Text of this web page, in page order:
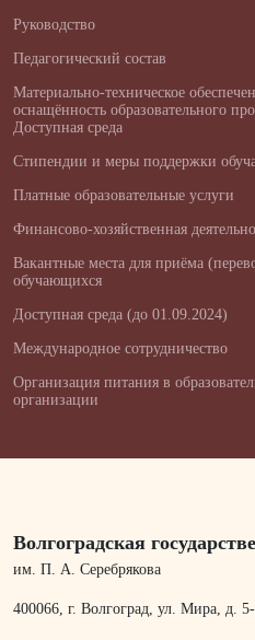
Руководство
Педагогический состав
Материально-техническое
оснащённость образовательного
Доступная среда
Стипендии и меры поддержки
Платные образовательные услуги
Финансово-хозяйственная
Вакантные места для приёма
обучающихся
Доступная среда (до 01.09.2024)
Международное сотрудничество
Организация питания в
организации
Волгоградская
им. П. А. Серебрякова
400066, г. Волгоград, ул. Мира, д.